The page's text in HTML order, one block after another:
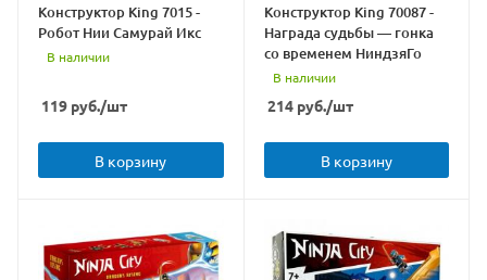
Конструктор King 7015 -
Робот Нии Самурай Икс
В наличии
119 руб./шт
В корзину
Конструктор King 70087 -
Награда судьбы — гонка
со временем НиндзяГо
В наличии
214руб./шт
В корзину